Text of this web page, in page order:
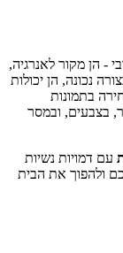
- הן מקור לאנרגיה,
נכונה, הן יכולות
בתמונות
בצבעים, ובמסר
עם דמויות נשיות
ולהפוך את הבית